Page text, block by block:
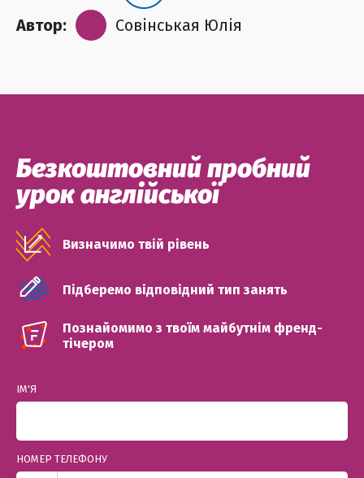
Автор: Совінськая Юлія
Безкоштовний пробний
урок англійської
Визначимо твій рівень
Підберемо відповідний тип занять
Познайомимо з твоїм майбутнім френд-
тічером
ІМ'Я
НОМЕР ТЕЛЕФОНУ